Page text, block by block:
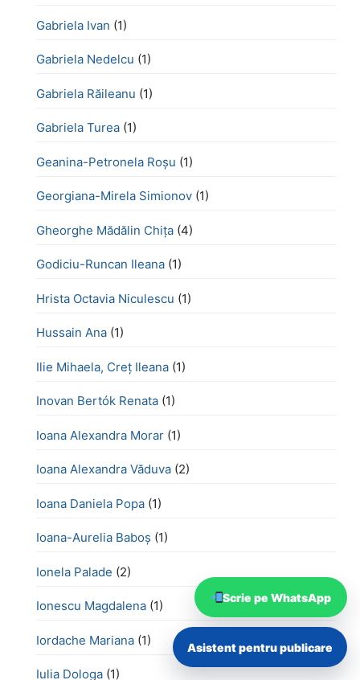
Gabriela Ivan (1)
Gabriela Nedelcu (1)
Gabriela Răileanu (1)
Gabriela Turea (1)
Geanina-Petronela Roșu (1)
Georgiana-Mirela Simionov (1)
Gheorghe Mădălin Chiţa (4)
Godiciu-Runcan Ileana (1)
Hrista Octavia Niculescu (1)
Hussain Ana (1)
Ilie Mihaela, Creț Ileana (1)
Inovan Bertók Renata (1)
Ioana Alexandra Morar (1)
Ioana Alexandra Văduva (2)
Ioana Daniela Popa (1)
Ioana-Aurelia Baboș (1)
Ionela Palade (2)
Ionescu Magdalena (1)
Iordache Mariana (1)
Iulia Dologa (1)
Scrie pe WhatsApp
Asistent pentru publicare